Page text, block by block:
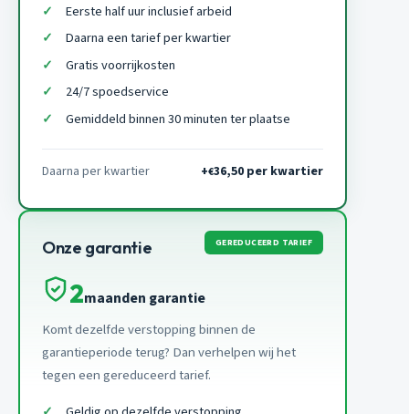
Eerste half uur inclusief arbeid
Daarna een tarief per kwartier
Gratis voorrijkosten
24/7 spoedservice
Gemiddeld binnen 30 minuten ter plaatse
Daarna per kwartier +€36,50 per kwartier
Onze garantie GEREDUCEERD TARIEF
2maanden garantie
Komt dezelfde verstopping binnen de
garantieperiode terug? Dan verhelpen wij het
tegen een gereduceerd tarief.